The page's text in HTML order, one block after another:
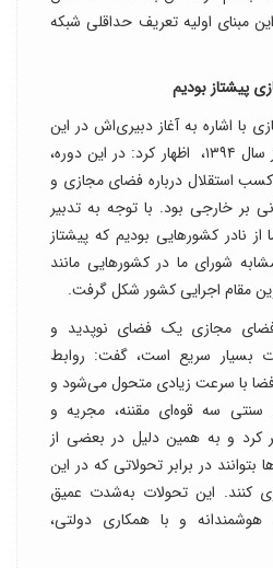
مبنای اولیه تعریف حداقلی شبکه
پیشتاز بودیم
با اشاره به آغاز دبیری‌اش در این
شورا همزمان با حکم دوم از سال ۱۳۹۴، اظهار کرد: در این دوره،
استقلال درباره فضای مجازی و
بر خارجی بود. با توجه به تدبیر
نادر کشورهایی بودیم که پیشتاز
شورای ما در کشورهایی مانند
مقام اجرایی کشور شکل گرفت.
فضای مجازی یک فضای نوپدید و
بسیار سریع است، گفت: روابط
با سرعت زیادی متحول می‌شود و
سنتی سه قوه‌ای مقننه، مجریه و
کرد و به همین دلیل در بعضی از
در برابر تحولاتی که در این
کنند. این تحولات به‌شدت عمیق
و با همکاری دولتی،